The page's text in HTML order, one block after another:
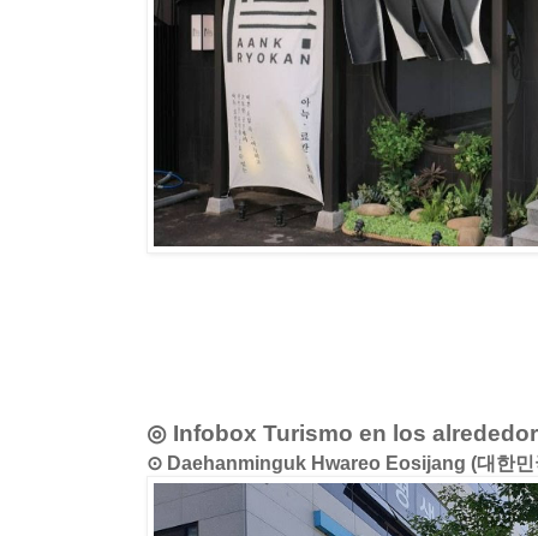
◎ Infobox Turismo en los
⊙ Daehanminguk Hwareo Eosijang (대한민